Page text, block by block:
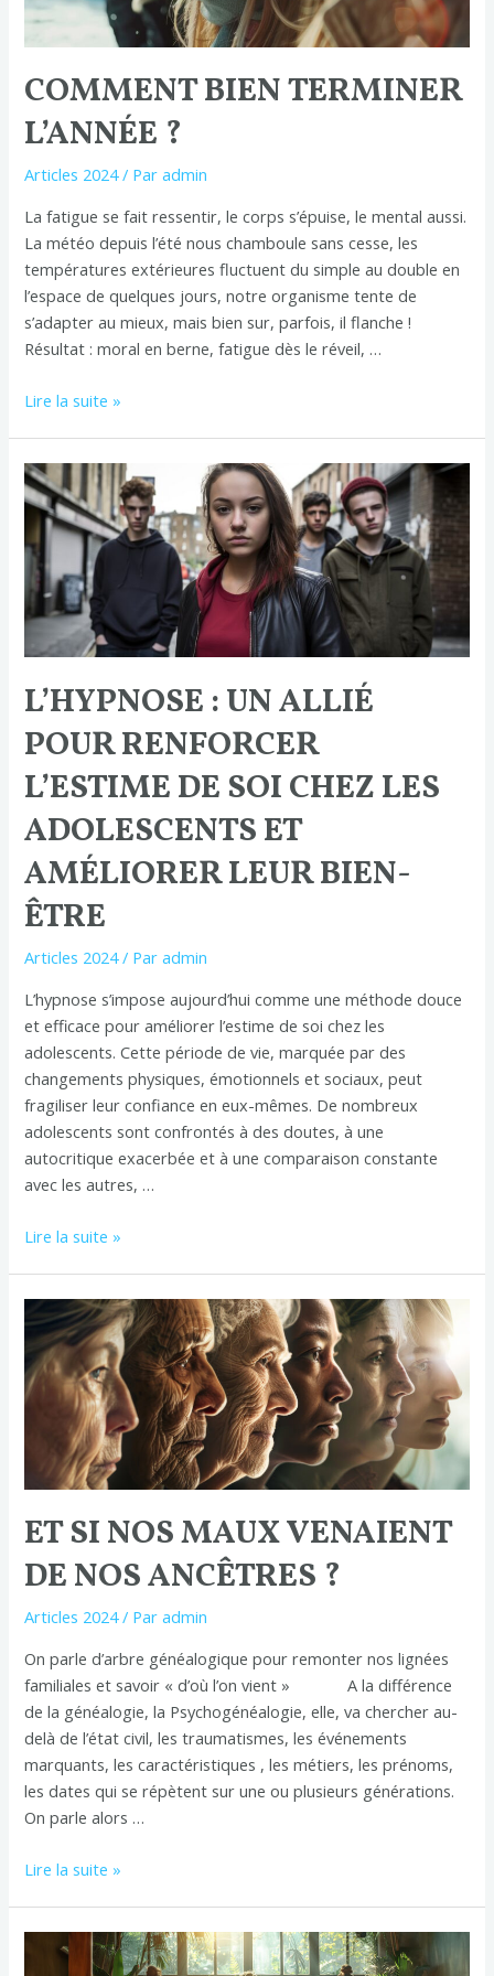
COMMENT BIEN TERMINER
L’ANNÉE ?
Articles 2024/ Paradmin
La fatigue se fait ressentir, le corps s’épuise, le mental aussi.
La météo depuis l’été nous chamboule sans cesse, les
températures extérieures fluctuent du simple au double en
l’espace de quelques jours, notre organisme tente de
s’adapter au mieux, mais bien sur, parfois, il flanche !
Résultat : moral en berne, fatigue dès le réveil, …
Lire la suite »
L’HYPNOSE : UN ALLIÉ
POUR RENFORCER
L’ESTIME DE SOI CHEZ LES
ADOLESCENTS ET
AMÉLIORER LEUR BIEN-
ÊTRE
Articles 2024/ Paradmin
L’hypnose s’impose aujourd’hui comme une méthode douce
et efficace pour améliorer l’estime de soi chez les
adolescents. Cette période de vie, marquée par des
changements physiques, émotionnels et sociaux, peut
fragiliser leur confiance en eux-mêmes. De nombreux
adolescents sont confrontés à des doutes, à une
autocritique exacerbée et à une comparaison constante
avec les autres, …
L’hypnose
:
un
allié
pour
renforcer
l’estime
de
soi
chez
les
et
améliorer
leur
bien-
être
Lire la suite »
ET SI NOS MAUX VENAIENT
DE NOS ANCÊTRES ?
Articles 2024/ Paradmin
On parle d’arbre généalogique pour remonter nos lignées
familiales et savoir « d’où l’on vient » A la différence
de la généalogie, la Psychogénéalogie, elle, va chercher au-
delà de l’état civil, les traumatismes, les événements
marquants, les caractéristiques , les métiers, les prénoms,
les dates qui se répètent sur une ou plusieurs générations.
On parle alors …
ET
SI
NOS
MAUX
VENAIENT
ANCÊTRES ?
Lire la suite »
Apprendre